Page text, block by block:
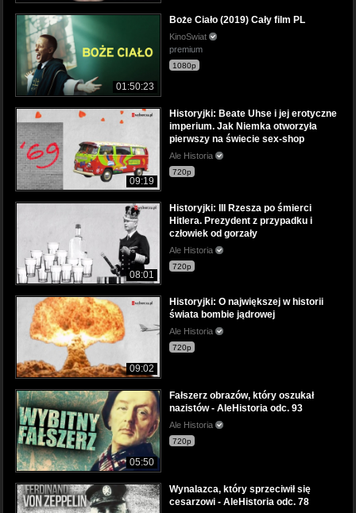
01:50:23
Boże Ciało (2019) Cały film PL
KinoSwiat
premium
1080p
09:19
Historyjki: Beate Uhse i jej erotyczne
imperium. Jak Niemka otworzyła
pierwszy na świecie sex-shop
Ale Historia
720p
08:01
Historyjki: III Rzesza po śmierci
Hitlera. Prezydent z przypadku i
człowiek od gorzały
Ale Historia
720p
09:02
Historyjki: O największej w historii
świata bombie jądrowej
Ale Historia
720p
05:50
Fałszerz obrazów, który oszukał
nazistów - AleHistoria odc. 93
Ale Historia
720p
Wynalazca, który sprzeciwił się
cesarzowi - AleHistoria odc. 78